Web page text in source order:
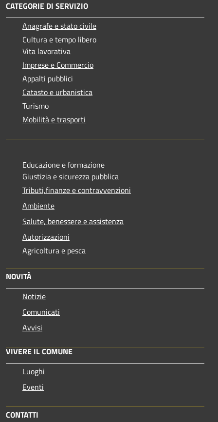
CATEGORIE DI SERVIZIO
Anagrafe e stato civile
Cultura e tempo libero
Vita lavorativa
Imprese e Commercio
Appalti pubblici
Catasto e urbanistica
Turismo
Mobilità e trasporti
Educazione e formazione
Giustizia e sicurezza pubblica
Tributi,finanze e contravvenzioni
Ambiente
Salute, benessere e assistenza
Autorizzazioni
Agricoltura e pesca
NOVITÀ
Notizie
Comunicati
Avvisi
VIVERE IL COMUNE
Luoghi
Eventi
CONTATTI